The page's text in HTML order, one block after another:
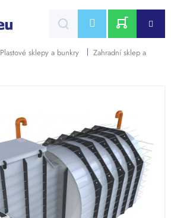
NÁKUPNÍ
Plastové sklepy a bunkry
Zahradní sklep a